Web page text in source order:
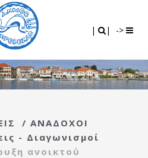
| | ->
/ ΑΝΑΔΟΧΟΙ
- Διαγωνισμοί
ανοικτού